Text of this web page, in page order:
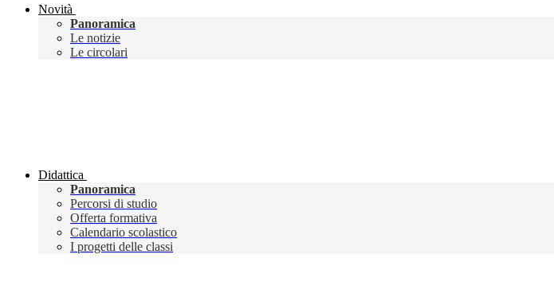
Novità
Panoramica
Le notizie
Le circolari
Didattica
Panoramica
Percorsi di studio
Offerta formativa
Calendario scolastico
I progetti delle classi